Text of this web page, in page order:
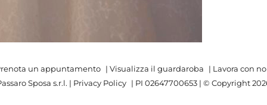
un appuntamento | Visualizza il guardaroba | Lavora con
Sposa s.r.l. | Privacy Policy | PI 02647700653 | © Copyright